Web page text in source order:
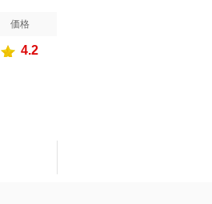
価格
4.2